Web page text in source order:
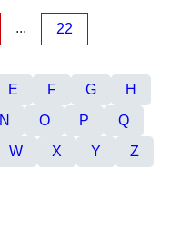
... 22
E F G
H
N O P
Q
W X Y Z